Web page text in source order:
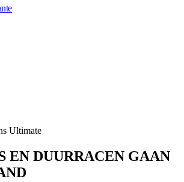
Ultimate
EN DUURRACEN GAAN